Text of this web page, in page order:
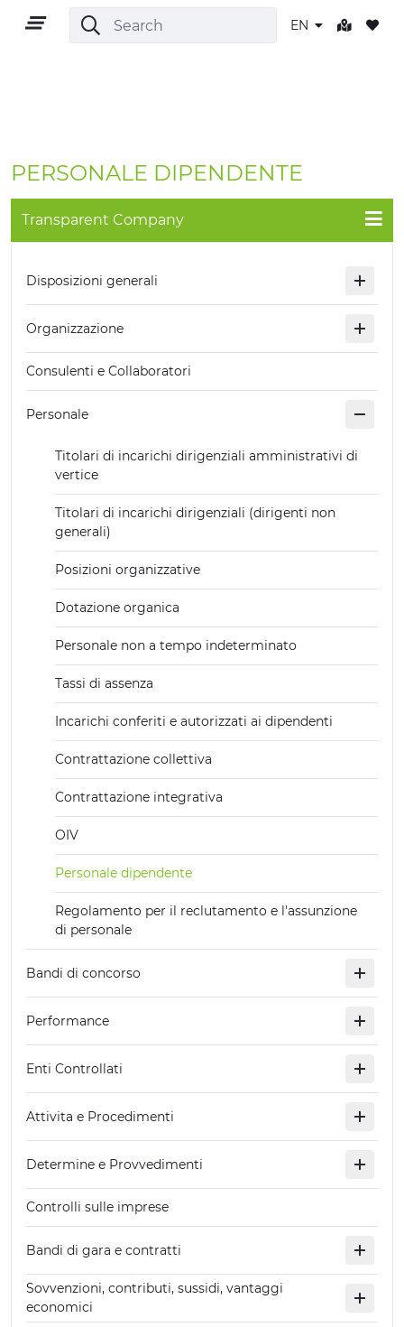
EN
OUTDOOR
EXPERIENCES
EVENTS
OFFERTE
RECEPTION
PERSONALE DIPENDENTE
Transparent Company
Disposizioni generali
Organizzazione
Consulenti e Collaboratori
Personale
Titolari di incarichi dirigenziali amministrativi di
vertice
Titolari di incarichi dirigenziali (dirigenti non
generali)
Posizioni organizzative
Dotazione organica
Personale non a tempo indeterminato
Tassi di assenza
Incarichi conferiti e autorizzati ai dipendenti
Contrattazione collettiva
Contrattazione integrativa
OIV
Personale dipendente
Regolamento per il reclutamento e l'assunzione
di personale
Bandi di concorso
Performance
Enti Controllati
Attivita e Procedimenti
Determine e Provvedimenti
Controlli sulle imprese
Bandi di gara e contratti
Sovvenzioni, contributi, sussidi, vantaggi
economici